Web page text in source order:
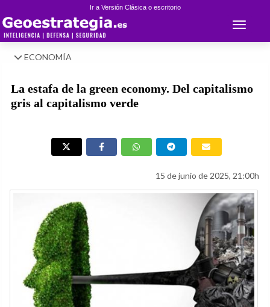
Ir a Versión Clásica o escritorio
Toggle
ECONOMÍA
La estafa de la green economy. Del capitalismo
gris al capitalismo verde
15 de junio de 2025, 21:00h